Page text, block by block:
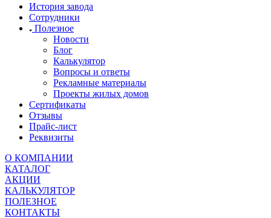
История завода
Сотрудники
Полезное
Новости
Блог
Калькулятор
Вопросы и ответы
Рекламные материалы
Проекты жилых домов
Сертификаты
Отзывы
Прайс-лист
Реквизиты
О КОМПАНИИ
КАТАЛОГ
АКЦИИ
КАЛЬКУЛЯТОР
ПОЛЕЗНОЕ
КОНТАКТЫ